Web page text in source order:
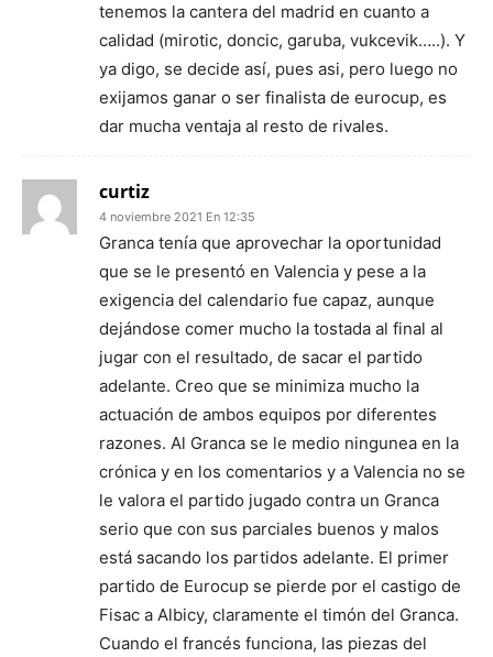
tenemos la cantera del madrid en cuanto a
calidad (mirotic, doncic, garuba, vukcevik…..). Y
ya digo, se decide así, pues asi, pero luego no
exijamos ganar o ser finalista de eurocup, es
dar mucha ventaja al resto de rivales.
curtiz
4 noviembre 2021 En 12:35
Granca tenía que aprovechar la oportunidad
que se le presentó en Valencia y pese a la
exigencia del calendario fue capaz, aunque
dejándose comer mucho la tostada al final al
jugar con el resultado, de sacar el partido
adelante. Creo que se minimiza mucho la
actuación de ambos equipos por diferentes
razones. Al Granca se le medio ningunea en la
crónica y en los comentarios y a Valencia no se
le valora el partido jugado contra un Granca
serio que con sus parciales buenos y malos
está sacando los partidos adelante. El primer
partido de Eurocup se pierde por el castigo de
Fisac a Albicy, claramente el timón del Granca.
Cuando el francés funciona, las piezas del